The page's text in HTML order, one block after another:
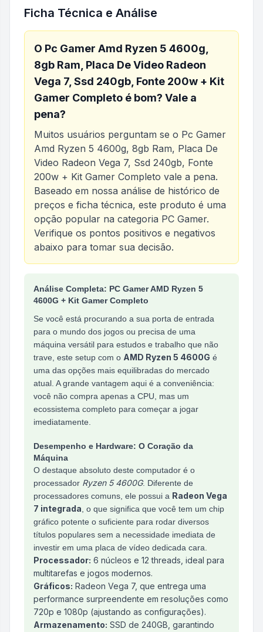
Ficha Técnica e Análise
O Pc Gamer Amd Ryzen 5 4600g,
8gb Ram, Placa De Video Radeon
Vega 7, Ssd 240gb, Fonte 200w + Kit
Gamer Completo é bom? Vale a
pena?
Muitos usuários perguntam se o Pc Gamer
Amd Ryzen 5 4600g, 8gb Ram, Placa De
Video Radeon Vega 7, Ssd 240gb, Fonte
200w + Kit Gamer Completo vale a pena.
Baseado em nossa análise de histórico de
preços e ficha técnica, este produto é uma
opção popular na categoria PC Gamer.
Verifique os pontos positivos e negativos
abaixo para tomar sua decisão.
Análise do produtoPc Gamer Amd Ryzen 5
Análise Completa: PC Gamer AMD Ryzen 5
4600G + Kit Gamer Completo
Se você está procurando a sua porta de entrada
para o mundo dos jogos ou precisa de uma
máquina versátil para estudos e trabalho que não
trave, este setup com o AMD Ryzen 5 4600G é
uma das opções mais equilibradas do mercado
atual. A grande vantagem aqui é a conveniência:
você não compra apenas a CPU, mas um
ecossistema completo para começar a jogar
imediatamente.
Desempenho e Hardware: O Coração da
Máquina
O destaque absoluto deste computador é o
processador Ryzen 5 4600G. Diferente de
processadores comuns, ele possui a Radeon Vega
7 integrada , o que significa que você tem um chip
gráfico potente o suficiente para rodar diversos
títulos populares sem a necessidade imediata de
investir em uma placa de vídeo dedicada cara.
Processador: 6 núcleos e 12 threads, ideal para
multitarefas e jogos modernos.
Gráficos: Radeon Vega 7, que entrega uma
performance surpreendente em resoluções como
720p e 1080p (ajustando as configurações).
Armazenamento: SSD de 240GB, garantindo